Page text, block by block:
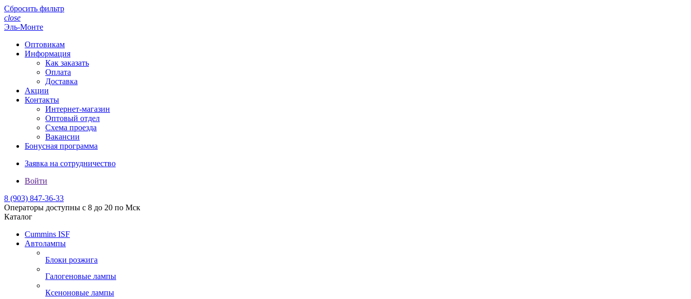
Сбросить фильтр
close
Эль-Монте
Оптовикам
Информация
Как заказать
Оплата
Доставка
Акции
Контакты
Интернет-магазин
Оптовый отдел
Схема проезда
Вакансии
Бонусная программа
Заявка на сотрудничество
Войти
8 (903) 847-36-33
Операторы доступны с 8 до 20 по Мск
Каталог
Cummins ISF
Автолампы
Блоки розжига
Галогеновые лампы
Ксеноновые лампы